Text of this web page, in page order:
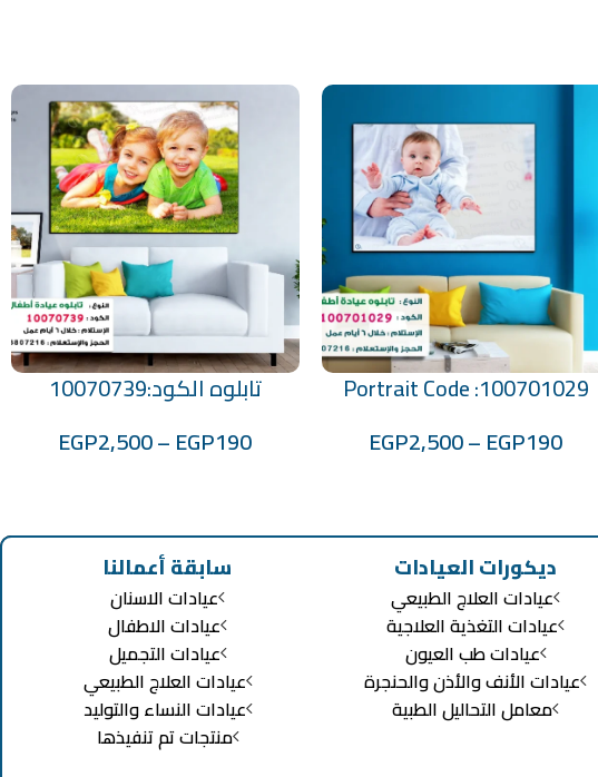
تحديد أحد الخيارات
Portrait Code :100701029
EGP190
–
EGP2,500
تحديد أحد الخيارات
تابلوه الكود:10070739
EGP190
–
EGP2,500
ديكورات العيادات
عيادات العلاج الطبيعي
عيادات التغذية العلاجية
عيادات طب العيون
عيادات الأنف والأذن والحنجرة
معامل التحاليل الطبية
سابقة أعمالنا
عيادات الاسنان
عيادات الاطفال
عيادات التجميل
عيادات العلاج الطبيعي
عيادات النساء والتوليد
منتجات تم تنفيذها